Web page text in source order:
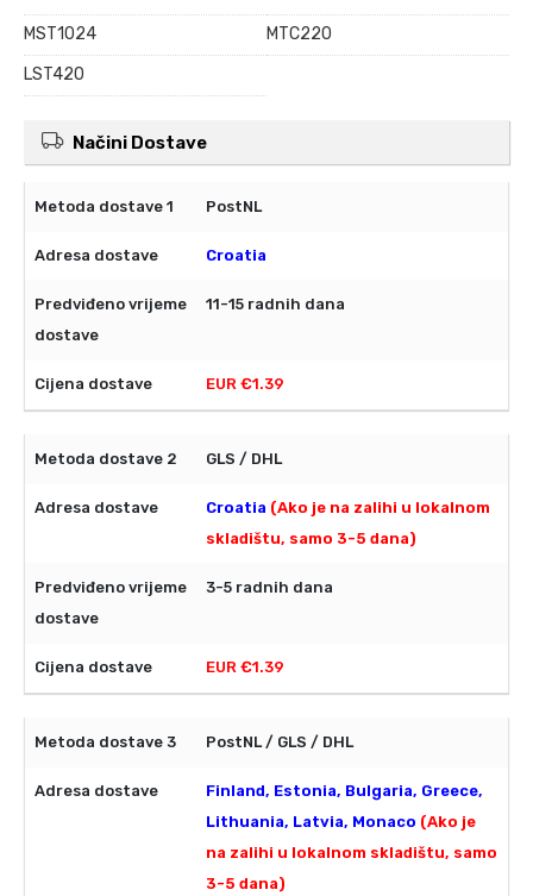
MST1024
MTC220
LST420
Načini Dostave
PostNL
Croatia
11-15 radnih dana
EUR €1.39
GLS / DHL
Croatia (Ako je na zalihi u lokalnom
skladištu, samo 3-5 dana)
3-5 radnih dana
EUR €1.39
PostNL / GLS / DHL
Finland, Estonia, Bulgaria, Greece,
Lithuania, Latvia, Monaco (Ako je
na zalihi u lokalnom skladištu, samo
3-5 dana)